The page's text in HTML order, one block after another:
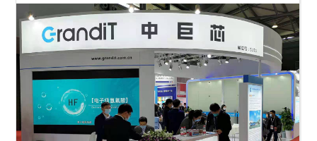
品、电子气体和前驱体材料与应用解决方案参展。